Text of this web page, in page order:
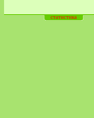
статистика